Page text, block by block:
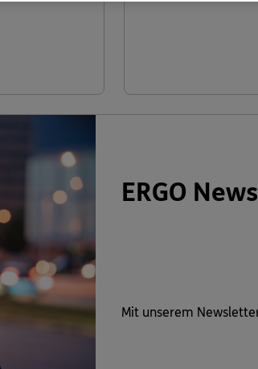
ERGO
Mit unserem